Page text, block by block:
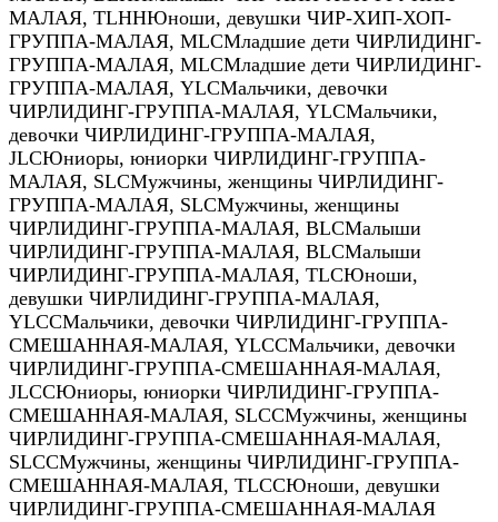
МАЛАЯ, TLHHЮноши, девушки ЧИР-ХИП-ХОП-
ГРУППА-МАЛАЯ, MLCМладшие дети ЧИРЛИДИНГ-
ГРУППА-МАЛАЯ, MLCМладшие дети ЧИРЛИДИНГ-
ГРУППА-МАЛАЯ, YLCМальчики, девочки
ЧИРЛИДИНГ-ГРУППА-МАЛАЯ, YLCМальчики,
девочки ЧИРЛИДИНГ-ГРУППА-МАЛАЯ,
JLCЮниоры, юниорки ЧИРЛИДИНГ-ГРУППА-
МАЛАЯ, SLCМужчины, женщины ЧИРЛИДИНГ-
ГРУППА-МАЛАЯ, SLCМужчины, женщины
ЧИРЛИДИНГ-ГРУППА-МАЛАЯ, BLCМалыши
ЧИРЛИДИНГ-ГРУППА-МАЛАЯ, BLCМалыши
ЧИРЛИДИНГ-ГРУППА-МАЛАЯ, TLCЮноши,
девушки ЧИРЛИДИНГ-ГРУППА-МАЛАЯ,
YLCCМальчики, девочки ЧИРЛИДИНГ-ГРУППА-
СМЕШАННАЯ-МАЛАЯ, YLCCМальчики, девочки
ЧИРЛИДИНГ-ГРУППА-СМЕШАННАЯ-МАЛАЯ,
JLCCЮниоры, юниорки ЧИРЛИДИНГ-ГРУППА-
СМЕШАННАЯ-МАЛАЯ, SLCCМужчины, женщины
ЧИРЛИДИНГ-ГРУППА-СМЕШАННАЯ-МАЛАЯ,
SLCCМужчины, женщины ЧИРЛИДИНГ-ГРУППА-
СМЕШАННАЯ-МАЛАЯ, TLCCЮноши, девушки
ЧИРЛИДИНГ-ГРУППА-СМЕШАННАЯ-МАЛАЯ